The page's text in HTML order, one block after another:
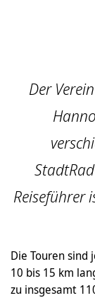
Der
Reiseführer
Die Touren sind
10 bis 15 km
zu insgesamt